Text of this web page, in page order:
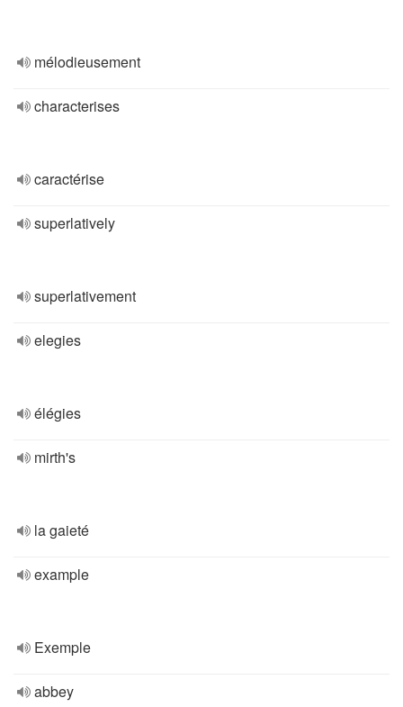
mélodieusement
characterises
caractérise
superlatively
superlativement
elegies
élégies
mirth's
la gaieté
example
Exemple
abbey